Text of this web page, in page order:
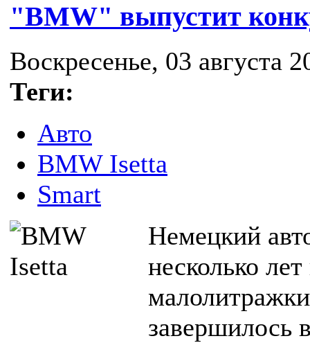
"BMW" выпустит
Воскресенье, 03 августа
Теги:
Авто
BMW Isetta
Smart
Немецкий
несколько
завершилось